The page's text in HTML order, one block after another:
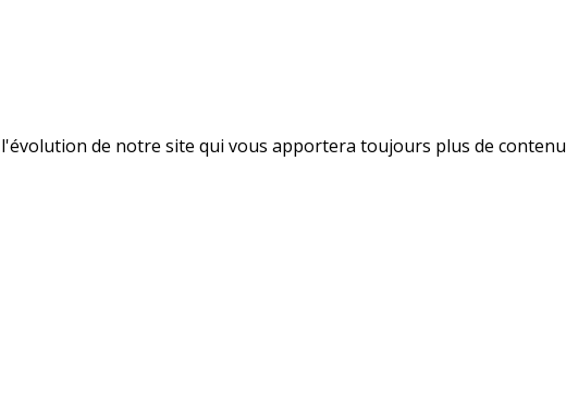
de notre site qui vous apportera toujours plus de contenu